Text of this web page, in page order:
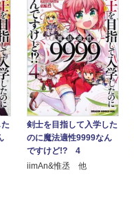
剣士を目指して入学した
のに魔法適性9999なん
ですけど!? 4
iimAn&惟丞 他